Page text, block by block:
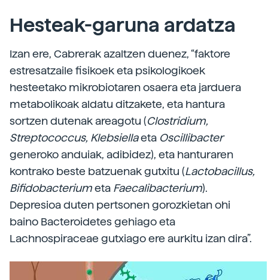
Hesteak-garuna ardatza
Izan ere, Cabrerak azaltzen duenez, “faktore
estresatzaile fisikoek eta psikologikoek
hesteetako mikrobiotaren osaera eta jarduera
metabolikoak aldatu ditzakete, eta hantura
sortzen dutenak areagotu (Clostridium,
Streptococcus, Klebsiellaeta Oscillibacter
generoko anduiak, adibidez), eta hanturaren
kontrako beste batzuenak gutxitu (Lactobacillus,
Bifidobacteriumeta Faecalibacterium).
Depresioa duten pertsonen gorozkietan ohi
baino Bacteroidetes gehiago eta
Lachnospiraceae gutxiago ere aurkitu izan dira”.